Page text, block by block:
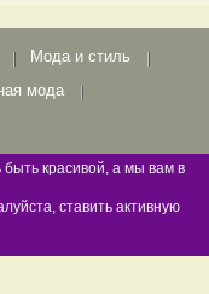
Мода и стиль
мода
быть красивой, а мы вам в
ставить активную